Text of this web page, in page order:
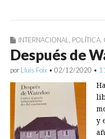
INTERNACIONAL POLÍTICA
Después de
por Lluís Foix • 02/12/2020 •
y